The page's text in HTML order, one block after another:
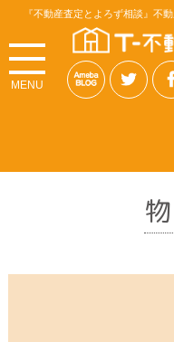
『不動産査定とよろず相談』不
MENU